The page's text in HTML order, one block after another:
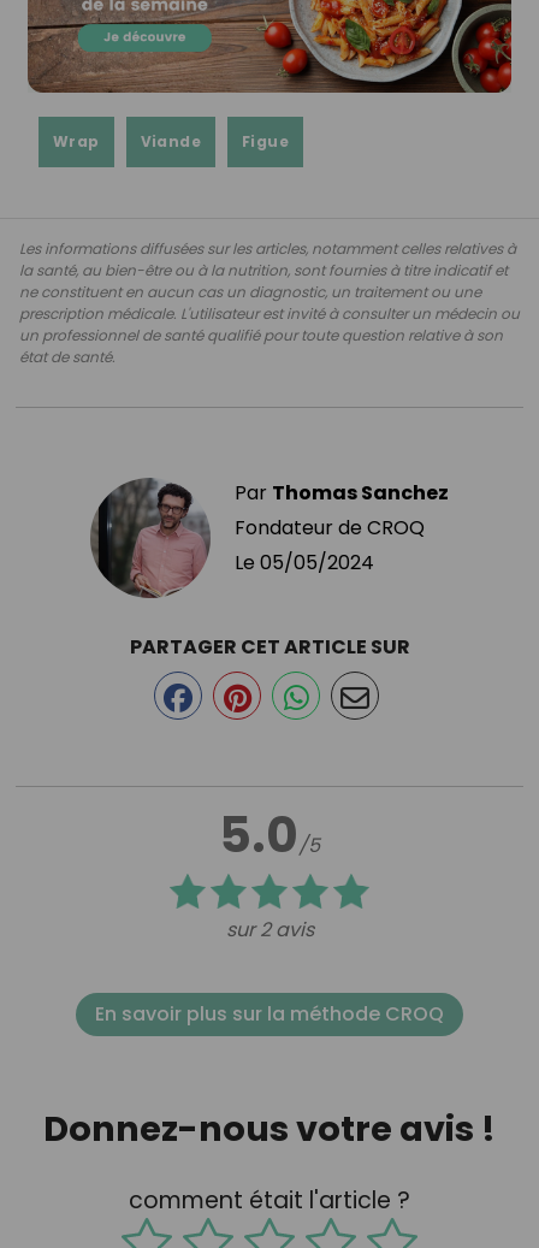
Wrap Viande Figue
Les informations diffusées sur les articles, notamment celles relatives à
la santé, au bien-être ou à la nutrition, sont fournies à titre indicatif et
ne constituent en aucun cas un diagnostic, un traitement ou une
prescription médicale. L'utilisateur est invité à consulter un médecin ou
un professionnel de santé qualifié pour toute question relative à son
état de santé.
Par Thomas Sanchez
Fondateur de CROQ
Le 05/05/2024
5.0/5
sur 2 avis
PARTAGER CET ARTICLE SUR
En savoir plus sur la méthode CROQ
Donnez-nous votre avis !
comment était l'article ?